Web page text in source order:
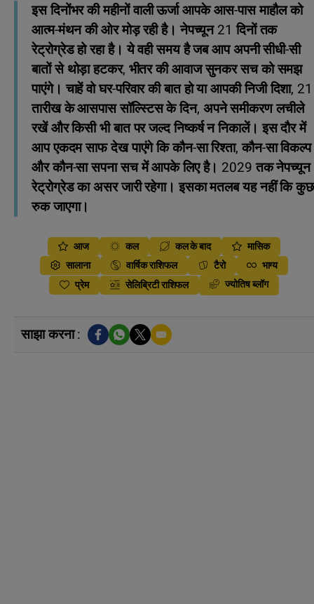
इस दिनोंभर की महीनों वाली ऊर्जा आपके आस-पास माहौल को
आत्म-मंथन की ओर मोड़ रही है। नेपच्यून 21 दिनों तक
रेट्रोग्रेड हो रहा है। ये वही समय है जब आप अपनी सीधी-सी
बातों से थोड़ा हटकर, भीतर की आवाज सुनकर सच को समझ
पाएंगे। चाहें वो घर-परिवार की बात हो या आपकी निजी दिशा, 21
तारीख के आसपास सॉल्स्टिस के दिन, अपने समीकरण लचीले
रखें और किसी भी बात पर जल्द निष्कर्ष न निकालें। इस दौर में
आप एकदम साफ देख पाएंगे कि कौन-सा रिश्ता, कौन-सा विकल्प
और कौन-सा सपना सच में आपके लिए है। 2029 तक नेपच्यून
रेट्रोग्रेड का असर जारी रहेगा। इसका मतलब यह नहीं कि कुछ
रुक जाएगा।
आज कल कल के बाद
मासिक
सालाना
वार्षिक राशिफल टैरो
भाग्य
प्रेम
सेलिब्रिटी राशिफल ज्योतिष ब्लॉग
साझा करना :